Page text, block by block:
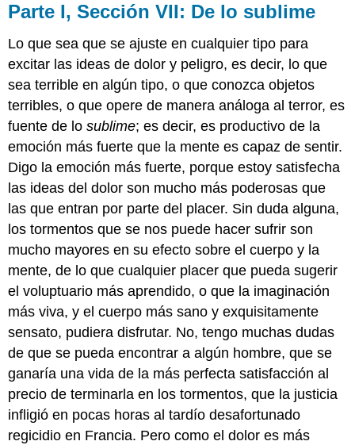
Parte I, Sección VII: De lo sublime
Lo que sea que se ajuste en cualquier tipo para
excitar las ideas de dolor y peligro, es decir, lo que
sea terrible en algún tipo, o que conozca objetos
terribles, o que opere de manera análoga al terror, es
fuente de losublime; es decir, es productivo de la
emoción más fuerte que la mente es capaz de sentir.
Digo la emoción más fuerte, porque estoy satisfecha
las ideas del dolor son mucho más poderosas que
las que entran por parte del placer. Sin duda alguna,
los tormentos que se nos puede hacer sufrir son
mucho mayores en su efecto sobre el cuerpo y la
mente, de lo que cualquier placer que pueda sugerir
el voluptuario más aprendido, o que la imaginación
más viva, y el cuerpo más sano y exquisitamente
sensato, pudiera disfrutar. No, tengo muchas dudas
de que se pueda encontrar a algún hombre, que se
ganaría una vida de la más perfecta satisfacción al
precio de terminarla en los tormentos, que la justicia
infligió en pocas horas al tardío desafortunado
regicidio en Francia. Pero como el dolor es más